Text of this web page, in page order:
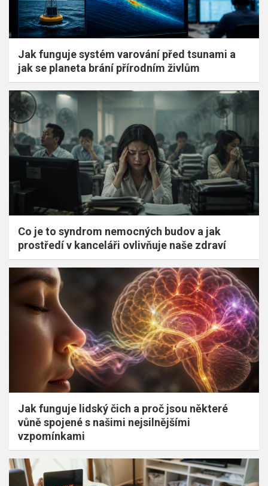
Jak funguje systém varování před tsunami a
jak se planeta brání přírodním živlům
Co je to syndrom nemocných budov a jak
prostředí v kanceláři ovlivňuje naše zdraví
Jak funguje lidský čich a proč jsou některé
vůně spojené s našimi nejsilnějšími
vzpomínkami